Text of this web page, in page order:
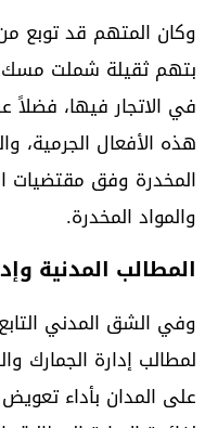
وكان المتهم قد توبع
بتهم ثقيلة شملت مسك
في الاتجار فيها، فضلاً
هذه الأفعال الجرمية،
والمواد المخدرة.
المطالب المدنية
وفي الشق المدني
لمطالب إدارة الجمارك